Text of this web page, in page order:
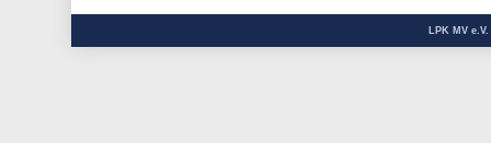
LPK MV e.V.